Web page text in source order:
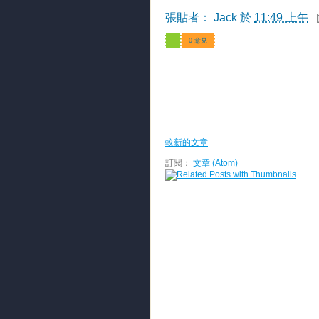
張貼者： Jack 於 11:49 上午
0 意見
較新的文章
訂閱： 文章 (Atom)